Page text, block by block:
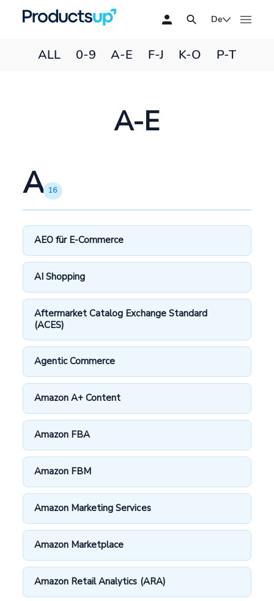
De
ALL 0-9 A-E F-J K-O P-T
A-E
A 16
AEO für E-Commerce
AI Shopping
Aftermarket Catalog Exchange Standard
(ACES)
Agentic Commerce
Amazon A+ Content
Amazon FBA
Amazon FBM
Amazon Marketing Services
Amazon Marketplace
Amazon Retail Analytics (ARA)